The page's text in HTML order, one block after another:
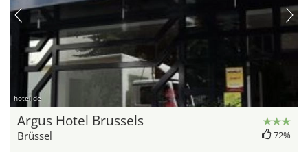
hotel.de
Argus Hotel Brussels
Brüssel 72%